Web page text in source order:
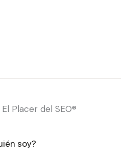
Placer del SEO®
soy?